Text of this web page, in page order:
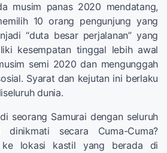
musim panas 2020 mendatang,
10 orang pengunjung yang
“duta besar perjalanan” yang
kesempatan tinggal lebih awal
semi 2020 dan mengunggah
Syarat dan kejutan ini berlaku
dunia.
seorang Samurai dengan seluruh
secara Cuma-Cuma?
ke lokasi kastil yang berada di